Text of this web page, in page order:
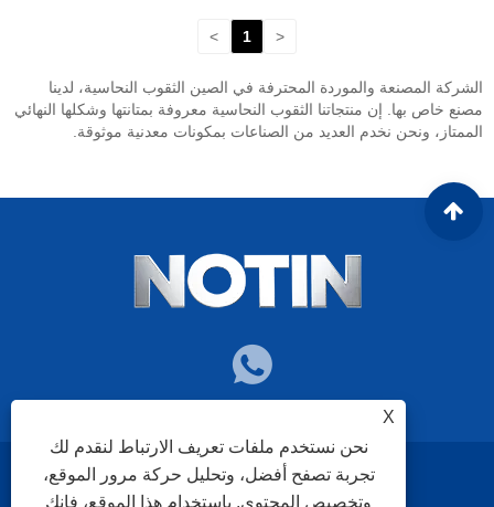
<
1
>
الشركة المصنعة والموردة المحترفة في الصين الثقوب النحاسية، لدينا
مصنع خاص بها. إن منتجاتنا الثقوب النحاسية معروفة بمتانتها وشكلها النهائي
الممتاز، ونحن نخدم العديد من الصناعات بمكونات معدنية موثوقة.
X
نحن نستخدم ملفات تعريف الارتباط لنقدم لك
تجربة تصفح أفضل، وتحليل حركة مرور الموقع،
وتخصيص المحتوى. باستخدام هذا الموقع، فإنك
Links Sitemap RSS XML سياسة الخصوصية